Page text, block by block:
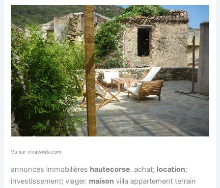
Vu sur vivaweek.com
annonces immobilières hautecorse. achat; location;
investissement; viager. maison villa appartement terrain